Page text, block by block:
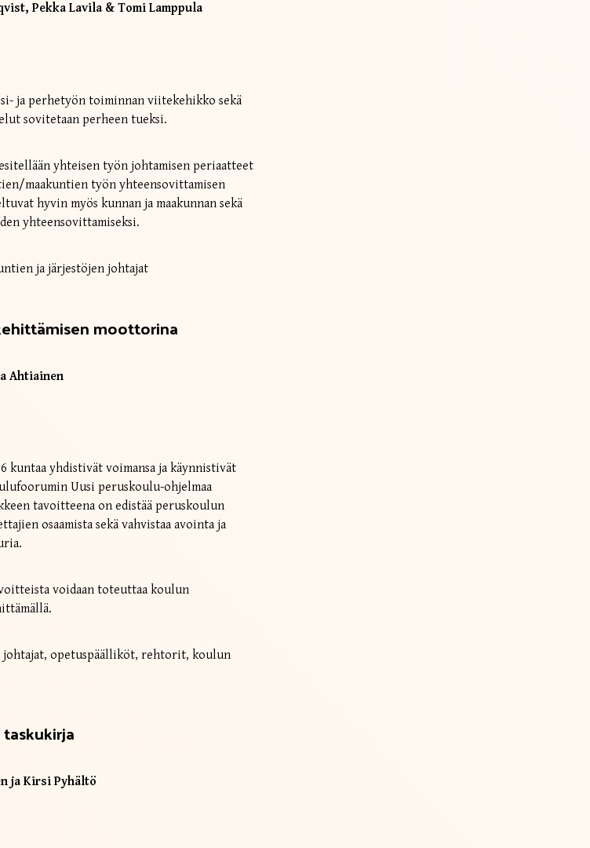
Pekka Lavila & Tomi Lamppula
ja perhetyön toiminnan viitekehikko sekä
sovitetaan perheen tueksi.
yhteisen työn johtamisen periaatteet
maakuntien työn yhteensovittamisen
hyvin myös kunnan ja maakunnan sekä
yhteensovittamiseksi.
ja järjestöjen johtajat
moottorina
Ahtiainen
kuntaa yhdistivät voimansa ja käynnistivät
Uusi peruskoulu-ohjelmaa
tavoitteena on edistää peruskoulun
osaamista sekä vahvistaa avointa ja
voidaan toteuttaa koulun
johtajat, opetuspäälliköt, rehtorit, koulun
ja Kirsi Pyhältö